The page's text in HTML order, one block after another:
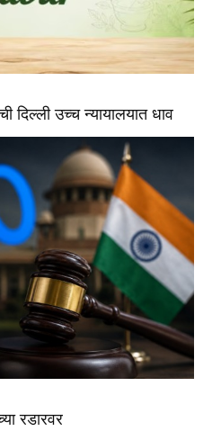
दिल्ली उच्च न्यायालयात धाव
रडारवर